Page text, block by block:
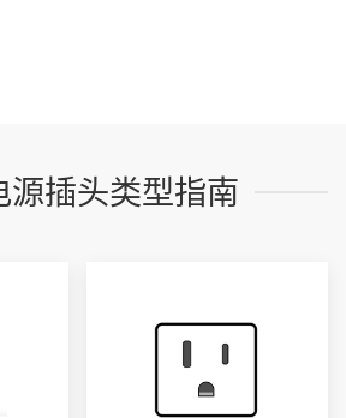
源插头类型指南